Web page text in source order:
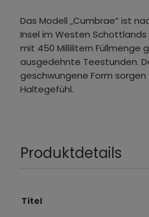
Das Modell „Cumbrae“ ist
Insel im Westen
mit 450 Millilitern Füllmenge
ausgedehnte Teestunden.
geschwungene Form
Haltegefühl.
Produktdetails
Titel